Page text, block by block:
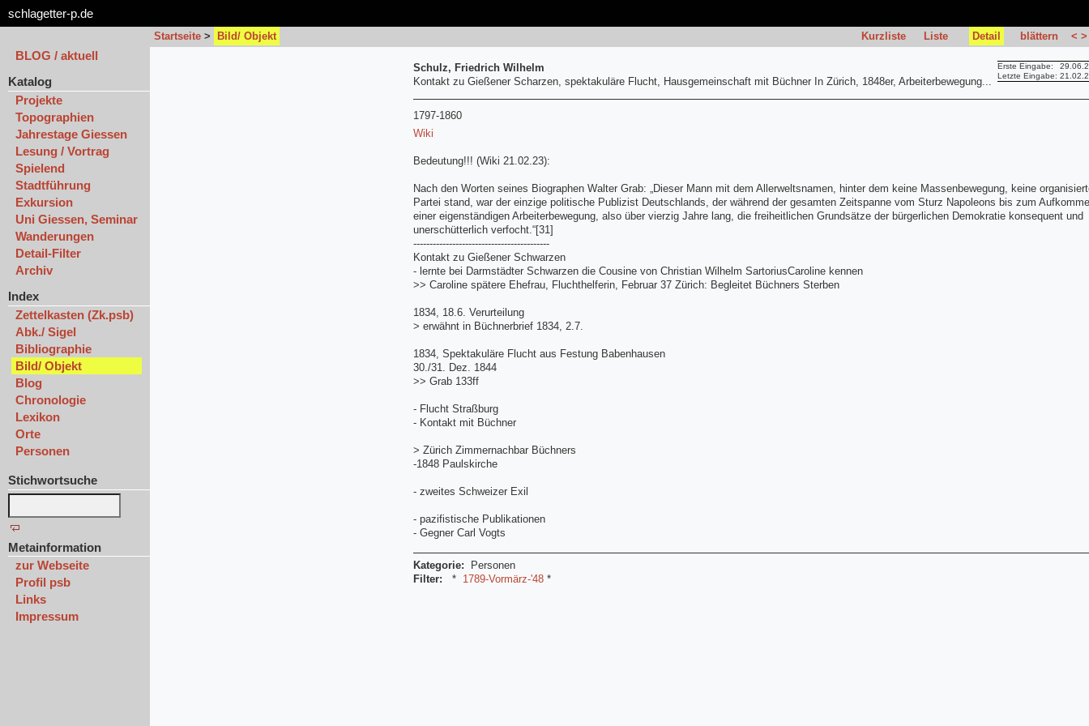
schlagetter-p.de
Startseite > Bild/ Objekt Kurzliste Liste Detail blättern < >
BLOG / aktuell
Katalog
Projekte
Topographien
Jahrestage Giessen
Lesung / Vortrag
Spielend
Stadtführung
Exkursion
Uni Giessen, Seminar
Wanderungen
Detail-Filter
Archiv
Index
Zettelkasten (Zk.psb)
Abk./ Sigel
Bibliographie
Bild/ Objekt
Blog
Chronologie
Lexikon
Orte
Personen
Stichwortsuche
Metainformation
zur Webseite
Profil psb
Links
Impressum
Erste Eingabe:
Letzte Eingabe:
Schulz, Friedrich Wilhelm
Kontakt zu Gießener Scharzen, spektakuläre Flucht, Hausgemeinschaft mit Büchner In Zürich, 1848er, Arbeiterbewegung...
1797-1860
Wiki
Bedeutung!!! (Wiki 21.02.23):
Nach den Worten seines Biographen Walter Grab: „Dieser Mann mit dem Allerweltsnamen, hinter dem keine Massenbewegung, keine
Partei stand, war der einzige politische Publizist Deutschlands, der während der gesamten Zeitspanne vom Sturz Napoleons bis zum
einer eigenständigen Arbeiterbewegung, also über vierzig Jahre lang, die freiheitlichen Grundsätze der bürgerlichen Demokratie konsequent und
unerschütterlich verfocht.“[31]
------------------------------------------
Kontakt zu Gießener Schwarzen
- lernte bei Darmstädter Schwarzen die Cousine von Christian Wilhelm SartoriusCaroline kennen
>> Caroline spätere Ehefrau, Fluchthelferin, Februar 37 Zürich: Begleitet Büchners Sterben
1834, 18.6. Verurteilung
> erwähnt in Büchnerbrief 1834, 2.7.
1834, Spektakuläre Flucht aus Festung Babenhausen
30./31. Dez. 1844
>> Grab 133ff
- Flucht Straßburg
- Kontakt mit Büchner
> Zürich Zimmernachbar Büchners
-1848 Paulskirche
- zweites Schweizer Exil
- pazifistische Publikationen
- Gegner Carl Vogts
Kategorie:
Personen
Filter:
* 1789-Vormärz-'48 *